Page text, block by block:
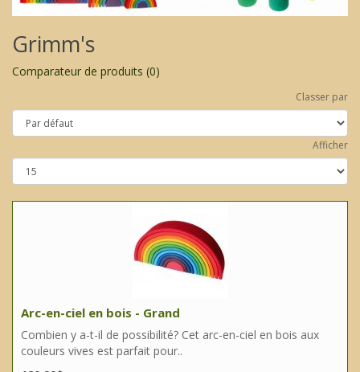
Grimm's
Comparateur de produits (0)
Classer par
Afficher
Arc-en-ciel en bois - Grand
Combien y a-t-il de possibilité? Cet arc-en-ciel en bois aux
couleurs vives est parfait pour..